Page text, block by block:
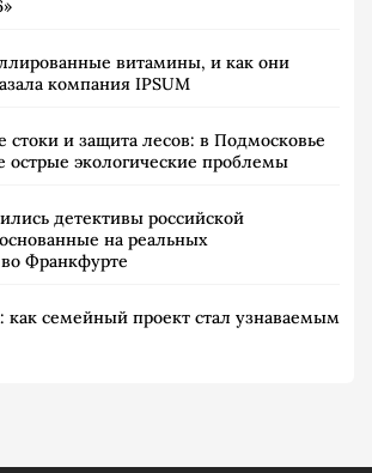
витамины, и как они
компания IPSUM
стоки и защита лесов: в Подмосковье
острые экологические проблемы
детективы российской
на реальных
Франкфурте
как семейный проект стал узнаваемым